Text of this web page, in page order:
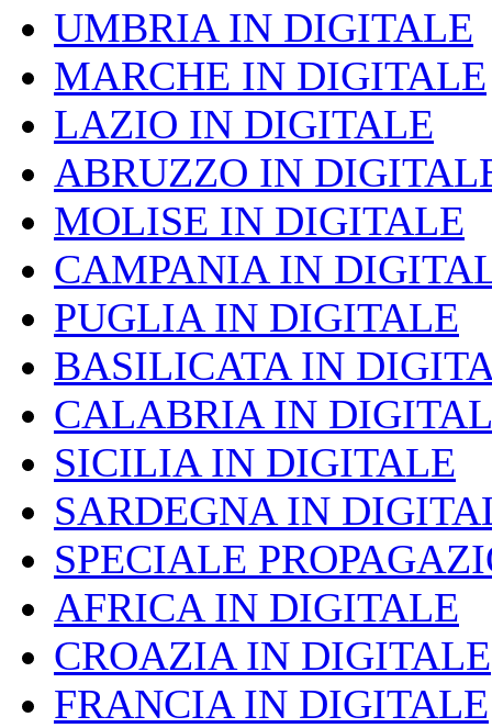
UMBRIA IN DIGITALE
MARCHE IN DIGITALE
LAZIO IN DIGITALE
ABRUZZO IN
MOLISE IN DIGITALE
CAMPANIA IN
PUGLIA IN DIGITALE
BASILICATA IN
CALABRIA IN
SICILIA IN DIGITALE
SARDEGNA IN
SPECIALE
AFRICA IN DIGITALE
CROAZIA IN DIGITALE
FRANCIA IN DIGITALE